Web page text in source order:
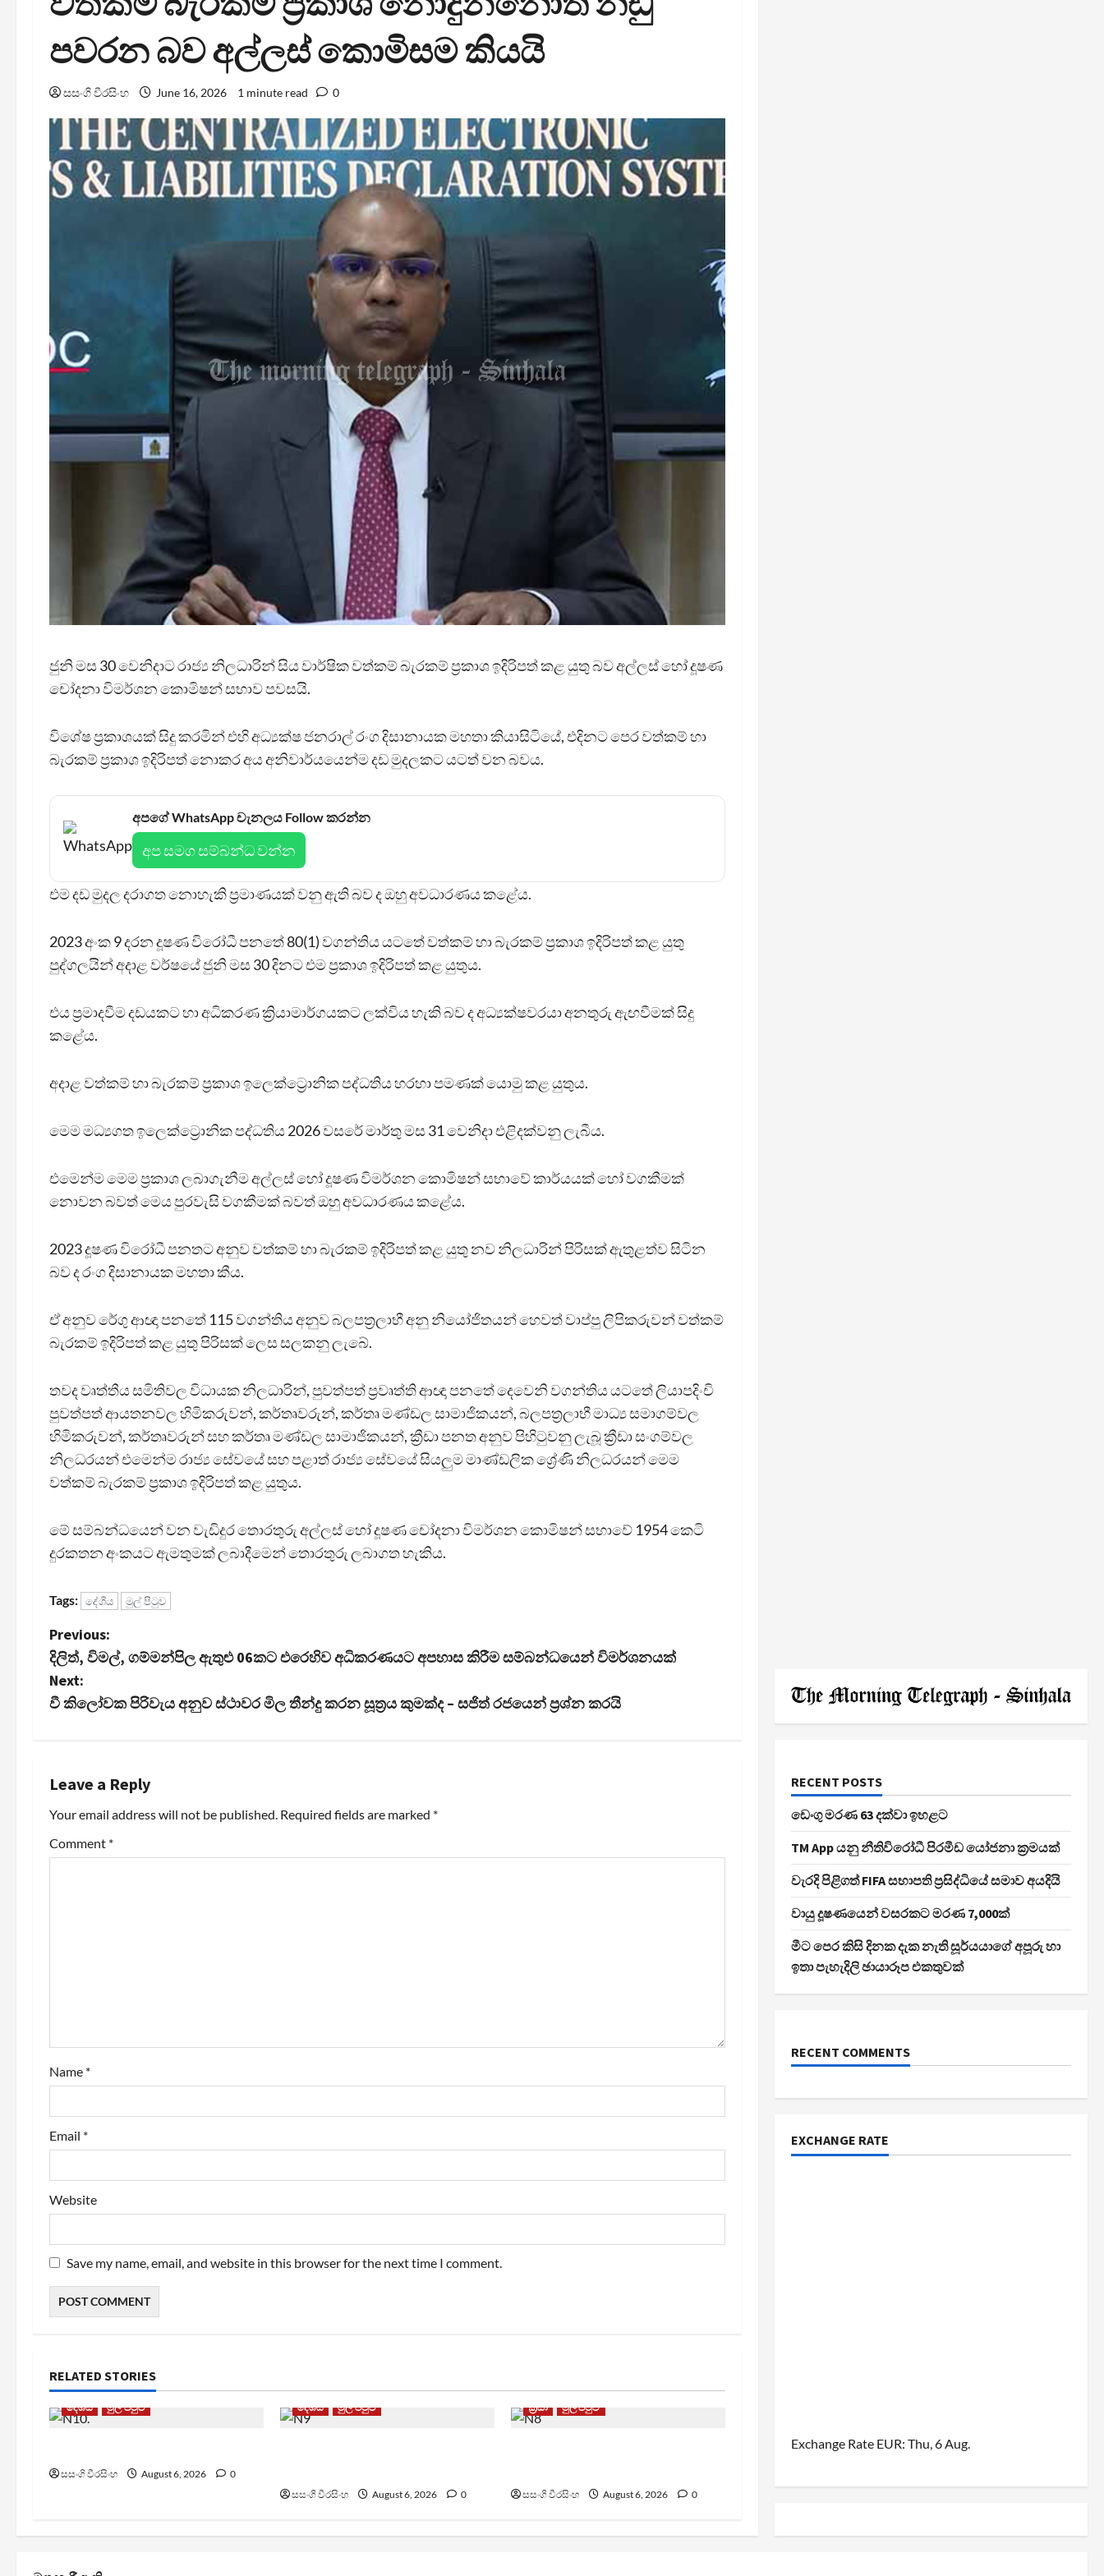
පවරන බව අල්ලස් කොමිසම කියයි
සසංගි වීරසිංහ June 16, 2026 1 minute read 0
ජුනි මස 30 වෙනිදාට රාජ්‍ය නිලධාරින් සිය වාර්ෂික වත්කම් බැරකම් ප්‍රකාශ ඉදිරිපත් කළ යුතු බව අල්ලස් හෝ දූෂණ
චෝදනා විමර්ශන කොමිෂන් සභාව පවසයි.
විශේෂ ප්‍රකාශයක් සිදු කරමින් එහි අධ්‍යක්ෂ ජනරාල් රංග දිසානායක මහතා කියාසිටියේ, එදිනට පෙර වත්කම් හා
බැරකම් ප්‍රකාශ ඉදිරිපත් නොකර අය අනිවාර්යයෙන්ම දඩ මුදලකට යටත් වන බවය.
අපගේ WhatsApp චැනලය Follow කරන්න
අප සමග සම්බන්ධ වන්න
එම දඩ මුදල දරාගත නොහැකි ප්‍රමාණයක් වනු ඇති බව ද ඔහු අවධාරණය කළේය.
2023 අංක 9 දරන දූෂණ විරෝධී පනතේ 80(1) වගන්තිය යටතේ වත්කම් හා බැරකම් ප්‍රකාශ ඉදිරිපත් කළ යුතු
පුද්ගලයින් අදාළ වර්ෂයේ ජුනි මස 30 දිනට එම ප්‍රකාශ ඉදිරිපත් කළ යුතුය.
එය ප්‍රමාදවීම දඩයකට හා අධිකරණ ක්‍රියාමාර්ගයකට ලක්විය හැකි බව ද අධ්‍යක්ෂවරයා අනතුරු ඇඟවීමක් සිදු
කළේය.
අදාළ වත්කම් හා බැරකම් ප්‍රකාශ ඉලෙක්ට්‍රොනික පද්ධතිය හරහා පමණක් යොමු කළ යුතුය.
මෙම මධ්‍යගත ඉලෙක්ට්‍රොනික පද්ධතිය 2026 වසරේ මාර්තු මස 31 වෙනිදා එළිදක්වනු ලැබීය.
එමෙන්ම මෙම ප්‍රකාශ ලබාගැනීම අල්ලස් හෝ දූෂණ විමර්ශන කොමිෂන් සභාවේ කාර්යයක් හෝ වගකීමක්
නොවන බවත් මෙය පුරවැසි වගකීමක් බවත් ඔහු අවධාරණය කළේය.
2023 දූෂණ විරෝධී පනතට අනුව වත්කම් හා බැරකම් ඉදිරිපත් කළ යුතු නව නිලධාරින් පිරිසක් ඇතුළත්ව සිටින
බව ද රංග දිසානායක මහතා කීය.
ඒ අනුව රේගු ආඥා පනතේ 115 වගන්තිය අනුව බලපත්‍රලාභී අනු නියෝජිතයන් හෙවත් වාප්පු ලිපිකරුවන් වත්කම්
බැරකම් ඉදිරිපත් කළ යුතු පිරිසක් ලෙස සලකනු ලැබේ.
තවද වෘත්තීය සමිතිවල විධායක නිලධාරින්, පුවත්පත් ප්‍රවෘත්ති ආඥා පනතේ දෙවෙනි වගන්තිය යටතේ ලියාපදිංචි
පුවත්පත් ආයතනවල හිමිකරුවන්, කර්තෘවරුන්, කර්තෘ මණ්ඩල සාමාජිකයන්, බලපත්‍රලාභී මාධ්‍ය සමාගම්වල
හිමිකරුවන්, කර්තෘවරුන් සහ කර්තෘ මණ්ඩල සාමාජිකයන්, ක්‍රීඩා පනත අනුව පිහිටුවනු ලැබූ ක්‍රීඩා සංගම්වල
නිලධරයන් එමෙන්ම රාජ්‍ය සේවයේ සහ පළාත් රාජ්‍ය සේවයේ සියලුම මාණ්ඩලික ශ්‍රේණි නිලධරයන් මෙම
වත්කම් බැරකම් ප්‍රකාශ ඉදිරිපත් කළ යුතුය.
මේ සම්බන්ධයෙන් වන වැඩිදුර තොරතුරු අල්ලස් හෝ දූෂණ චෝදනා විමර්ශන කොමිෂන් සභාවේ 1954 කෙටි
දුරකතන අංකයට ඇමතුමක් ලබාදීමෙන් තොරතුරු ලබාගත හැකිය.
Tags: දේශීය මුල් පිටුව
P
o
s
n
a
v
o
n
Previous:
දිලිත්, විමල්, ගම්මන්පිල ඇතුළු 06කට එරෙහිව අධිකරණයට අපහාස කිරීම සම්බන්ධයෙන් විමර්ශනයක්
Next:
වී කිලෝවක පිරිවැය අනුව ස්ථාවර මිල තීන්දු කරන සූත්‍රය කුමක්ද – සජිත් රජයෙන් ප්‍රශ්න කරයි
Leave a Reply
Your email address will not be published. Required fields are marked *
Comment *
Name *
Email *
Website
Save my name, email, and website in this browser for the next time I comment.
RELATED STORIES
දේශීය මුල් පිටුව
සසංගි වීරසිංහ August 6, 2026 0
දේශීය මුල් පිටුව
සසංගි වීරසිංහ August 6, 2026 0
ක්‍රීඩා මුල් පිටුව
සසංගි වීරසිංහ August 6, 2026 0
RECENT POSTS
ඩෙංගු මරණ 63 දක්වා ඉහළට
TM App යනු නීතිවිරෝධී පිරමීඩ යෝජනා ක්‍රමයක්
වැරදි පිළිගත් FIFA සභාපති ප්‍රසිද්ධියේ සමාව අයදියි
වායු දූෂණයෙන් වසරකට මරණ 7,000ක්
මීට පෙර කිසි දිනක දැක නැති සූර්යයාගේ අපූරු හා
ඉතා පැහැදිලි ඡායාරූප එකතුවක්
RECENT COMMENTS
EXCHANGE RATE
Exchange Rate EUR: Thu, 6 Aug.